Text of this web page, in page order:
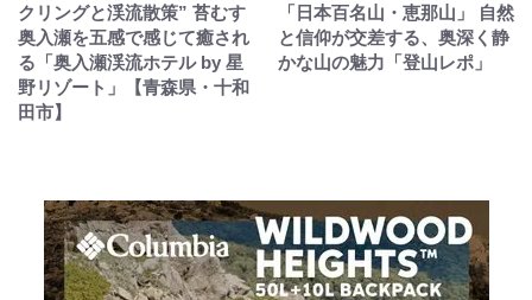
クリングと渓流散策” 苔むす
奥入瀬を五感で感じて癒され
る「奥入瀬渓流ホテル by 星
野リゾート」【青森県・十和
田市】
「日本百名山・恵那山」 自然
と信仰が交差する、奥深く静
かな山の魅力「登山レポ」